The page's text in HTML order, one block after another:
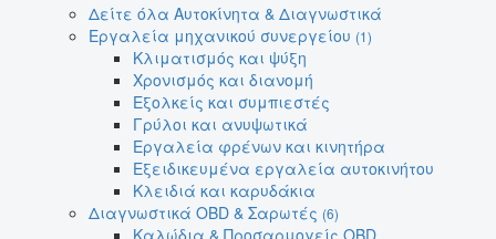
Δείτε όλα Αυτοκίνητα & Διαγνωστικά
Εργαλεία μηχανικού συνεργείου (1)
Κλιματισμός και ψύξη
Χρονισμός και διανομή
Εξολκείς και συμπιεστές
Γρύλοι και ανυψωτικά
Εργαλεία φρένων και κινητήρα
Εξειδικευμένα εργαλεία αυτοκινήτου
Κλειδιά και καρυδάκια
Διαγνωστικά OBD & Σαρωτές (6)
Καλώδια & Προσαρμογείς OBD